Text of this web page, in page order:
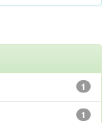
1
1